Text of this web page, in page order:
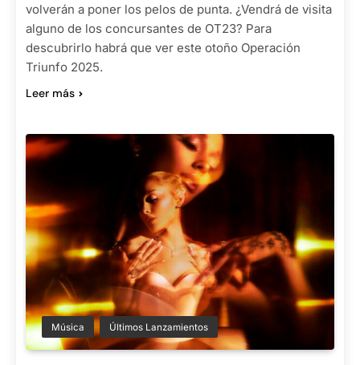
volverán a poner los pelos de punta. ¿Vendrá de visita
alguno de los concursantes de OT23? Para
descubrirlo habrá que ver este otoño Operación
Triunfo 2025.
Leer más
Música Últimos Lanzamientos